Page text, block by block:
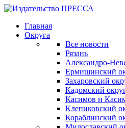
Главная
Округа
Все новости
Рязань
Александро-
Ермишинский
Захаровский
Кадомский
Касимов и
Клепиковский
Кораблинский